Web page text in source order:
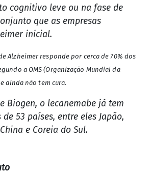
cognitivo leve ou na fase de
que as empresas
inicial.
Alzheimer responde por cerca de 70% dos
a OMS (Organização Mundial da
ainda não tem cura.
Biogen, o lecanemabe já tem
53 países, entre eles Japão,
e Coreia do Sul.